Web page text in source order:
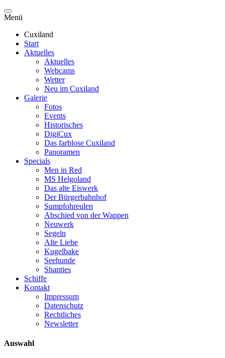
Menü
Cuxiland
Start
Aktuelles
Aktuelles
Webcams
Wetter
Neu im Cuxiland
Galerie
Fotos
Events
Historisches
DigiCux
Das farblose Cuxiland
Panoramen
Specials
Men in Red
MS Helgoland
Das alte Eiswerk
Der Bürgerbahnhof
Sumpfohreulen
Abschied von der Wappen
Neuwerk
Segeln
Alte Liebe
Kugelbake
Seehunde
Shanties
Schiffe
Kontakt
Impressum
Datenschutz
Rechtliches
Newsletter
Auswahl